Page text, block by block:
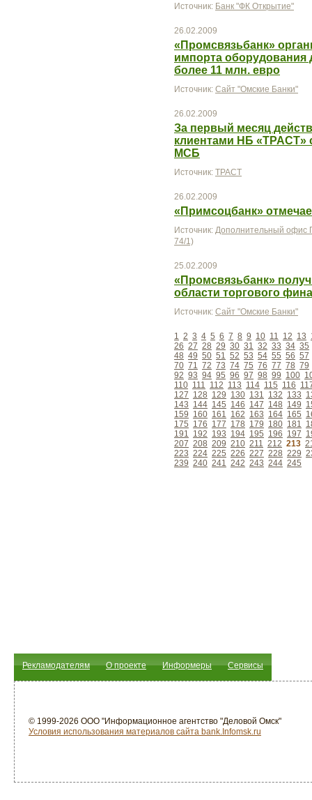
Источник: Банк "ФК Открытие"
26.02.2009
«Промсвязьбанк»
импорта оборудования
более 11 млн. евро
Источник: Сайт "Омские Банки"
26.02.2009
За первый месяц
клиентами НБ «ТРАСТ»
МСБ
Источник: ТРАСТ
26.02.2009
«Примсоцбанк»
Источник: Дополнительный офис
74/1)
25.02.2009
«Промсвязьбанк»
области торгового
Источник: Сайт "Омские Банки"
1 2 3 4 5 6 7 8 9 10 11 12 13
26 27 28 29 30 31 32 33 34 35
48 49 50 51 52 53 54 55 56 57
70 71 72 73 74 75 76 77 78 79
92 93 94 95 96 97 98 99 100
110 111 112 113 114 115 116
127 128 129 130 131 132 133
143 144 145 146 147 148 149
159 160 161 162 163 164 165
175 176 177 178 179 180 181
191 192 193 194 195 196 197
207 208 209 210 211 212 213
223 224 225 226 227 228 229
239 240 241 242 243 244 245
Рекламодателям О проекте Информеры Сервисы
© 1999-2026 ООО "Информационное агентство "Деловой Омск"
Условия использования материалов сайта bank.Infomsk.ru